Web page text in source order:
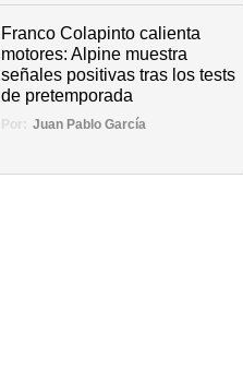
Franco Colapinto calienta
motores: Alpine muestra
señales positivas tras los tests
de pretemporada
Por: Juan Pablo García